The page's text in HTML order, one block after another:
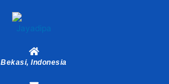
Bekasi, Indonesia